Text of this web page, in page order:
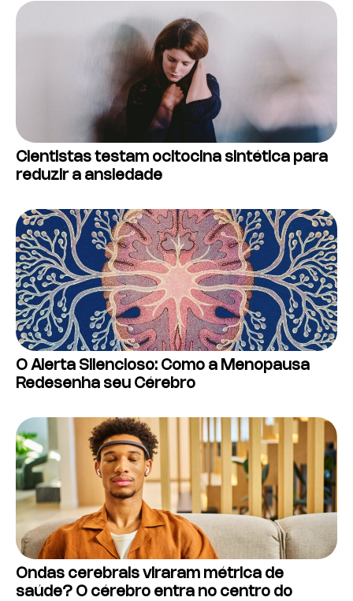
Cientistas testam ocitocina sintética para
reduzir a ansiedade
O Alerta Silencioso: Como a Menopausa
Redesenha seu Cérebro
Ondas cerebrais viraram métrica de
saúde? O cérebro entra no centro do